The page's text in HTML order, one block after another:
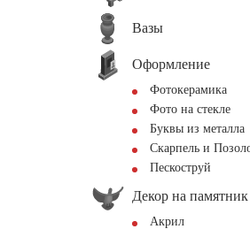
Вазы
Оформление
Фотокерамика
Фото на стекле
Буквы из металла
Скарпель и
Пескоструй
Декор на памятник
Акрил